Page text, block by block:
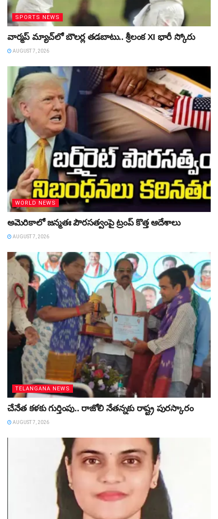
SPORTS NEWS
వార్మప్‌ మ్యాచ్‌లో బౌలర్ల తడబాటు.. శ్రీలంక XI భారీ స్కోరు
AUGUST 7, 2026
WORLD NEWS
అమెరికాలో జన్మతః పౌరసత్వంపై ట్రంప్‌ కొత్త ఆదేశాలు
AUGUST 7, 2026
TELANGANA NEWS
చేనేత కళకు గుర్తింపు.. రాజోలి నేతన్నకు రాష్ట్ర పురస్కారం
AUGUST 7, 2026